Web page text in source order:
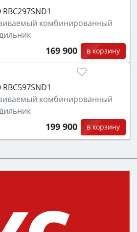
RBC297SND1
комбинированный
169 900 в корзину
RBC597SND1
комбинированный
199 900 в корзину